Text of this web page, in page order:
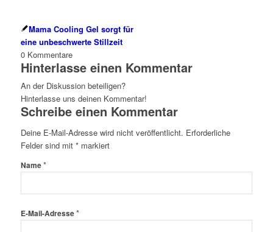
Mama Cooling Gel sorgt für
eine unbeschwerte Stillzeit
0 Kommentare
Hinterlasse einen Kommentar
An der Diskussion beteiligen?
Hinterlasse uns deinen Kommentar!
Schreibe einen Kommentar
Deine E-Mail-Adresse wird nicht veröffentlicht. Erforderliche
Felder sind mit *markiert
Name*
E-Mail-Adresse*